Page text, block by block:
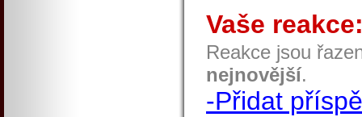
Vaše
Reakce jsou
nejnovější.
-Přidat